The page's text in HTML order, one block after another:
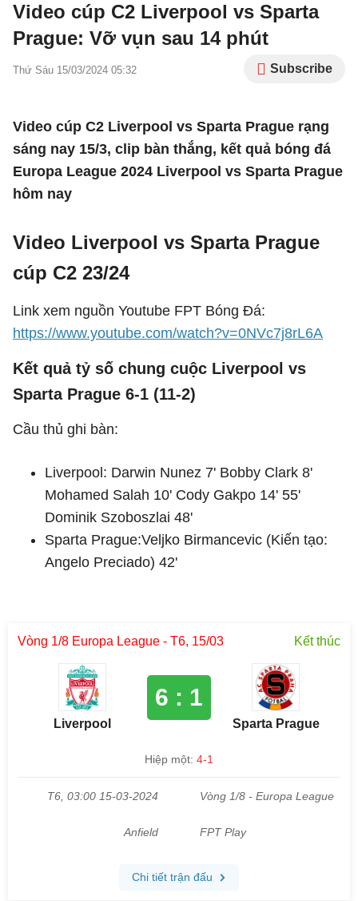
Video cúp C2 Liverpool vs Sparta
Prague: Vỡ vụn sau 14 phút
Thứ Sáu 15/03/2024 05:32 Subscribe
Video cúp C2 Liverpool vs Sparta Prague rạng
sáng nay 15/3, clip bàn thắng, kết quả bóng đá
Europa League 2024 Liverpool vs Sparta Prague
hôm nay
Video Liverpool vs Sparta Prague
cúp C2 23/24
Link xem nguồn Youtube FPT Bóng Đá:
https://www.youtube.com/watch?v=0NVc7j8rL6A
Kết quả tỷ số chung cuộc Liverpool vs
Sparta Prague 6-1 (11-2)
Cầu thủ ghi bàn:
Liverpool: Darwin Nunez 7' Bobby Clark 8'
Mohamed Salah 10' Cody Gakpo 14' 55'
Dominik Szoboszlai 48'
Sparta Prague:Veljko Birmancevic (Kiến tạo:
Angelo Preciado) 42'